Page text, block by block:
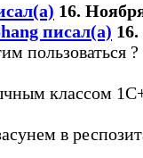
16.
писал(а)
пользоваться ?
классом
в